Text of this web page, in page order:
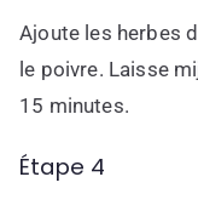
Ajoute les herbes
le poivre. Laisse
15 minutes.
Étape 4